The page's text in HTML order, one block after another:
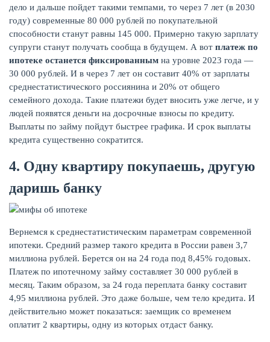
дело и дальше пойдет такими темпами, то через 7 лет (в 2030
году) современные 80 000 рублей по покупательной
способности станут равны 145 000. Примерно такую зарплату
супруги станут получать сообща в будущем. А вот платеж по
ипотеке останется фиксированным на уровне 2023 года —
30 000 рублей. И в через 7 лет он составит 40% от зарплаты
среднестатистического россиянина и 20% от общего
семейного дохода. Такие платежи будет вносить уже легче, и у
людей появятся деньги на досрочные взносы по кредиту.
Выплаты по займу пойдут быстрее графика. И срок выплаты
кредита существенно сократится.
4. Одну квартиру покупаешь, другую
даришь банку
Вернемся к среднестатистическим параметрам современной
ипотеки. Средний размер такого кредита в России равен 3,7
миллиона рублей. Берется он на 24 года под 8,45% годовых.
Платеж по ипотечному займу составляет 30 000 рублей в
месяц. Таким образом, за 24 года переплата банку составит
4,95 миллиона рублей. Это даже больше, чем тело кредита. И
действительно может показаться: заемщик со временем
оплатит 2 квартиры, одну из которых отдаст банку.